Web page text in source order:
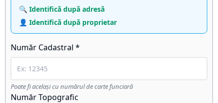
🔍 Identifică după adresă
👤 Identifică după proprietar
Număr Cadastral *
Poate fi același cu numărul de carte funciară
Număr Topografic